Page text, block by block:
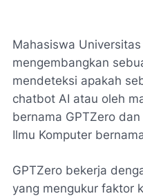
Mahasiswa
mengembangkan
mendeteksi apakah
chatbot AI atau oleh
bernama GPTZero
Ilmu Komputer
GPTZero bekerja
yang mengukur faktor